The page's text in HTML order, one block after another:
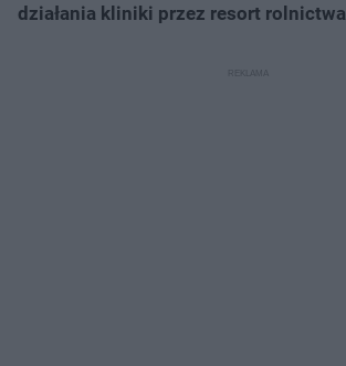
działania kliniki przez resort rolnictwa